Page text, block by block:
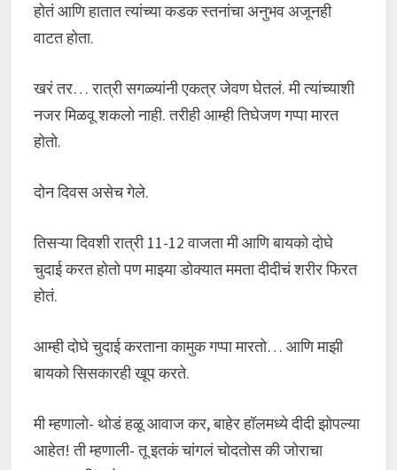
होतं आणि हातात त्यांच्या कडक स्तनांचा अनुभव अजूनही
वाटत होता.
खरं तर… रात्री सगळ्यांनी एकत्र जेवण घेतलं. मी त्यांच्याशी
नजर मिळवू शकलो नाही. तरीही आम्ही तिघेजण गप्पा मारत
होतो.
दोन दिवस असेच गेले.
तिसऱ्या दिवशी रात्री 11-12 वाजता मी आणि बायको दोघे
चुदाई करत होतो पण माझ्या डोक्यात ममता दीदीचं शरीर फिरत
होतं.
आम्ही दोघे चुदाई करताना कामुक गप्पा मारतो… आणि माझी
बायको सिसकारही खूप करते.
मी म्हणालो- थोडं हळू आवाज कर, बाहेर हॉलमध्ये दीदी झोपल्या
आहेत! ती म्हणाली- तू इतकं चांगलं चोदतोस की जोराचा